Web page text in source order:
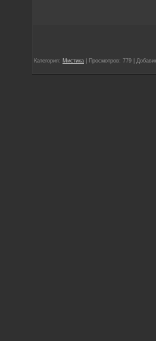
Категория: Мистика | Просмотров: 779 |